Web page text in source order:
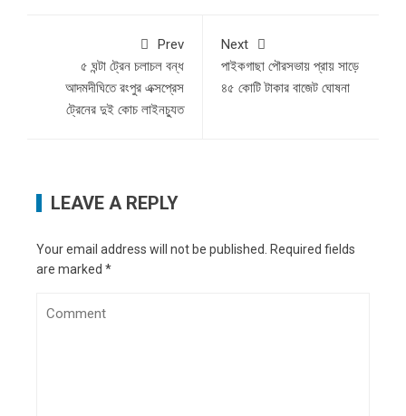
Prev
৫ ঘন্টা ট্রেন চলাচল বন্ধ
আদমদীঘিতে রংপুর এক্সপ্রেস
ট্রেনের দুই কোচ লাইনচ্যুত
Next
পাইকগাছা পৌরসভায় প্রায় সাড়ে
৪৫ কোটি টাকার বাজেট ঘোষনা
LEAVE A REPLY
Your email address will not be published. Required fields
are marked *